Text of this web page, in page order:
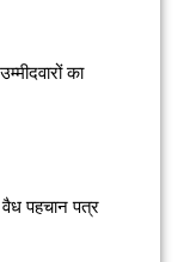
का
पहचान पत्र